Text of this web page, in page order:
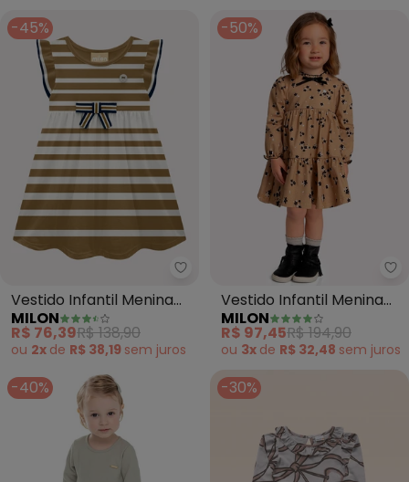
-45%
Milon - Vestido Infantil Menina
Vestido Infantil Menina
Listrado (Marrom)
MILON
R$ 76,39R$ 138,90
ou 2x de R$ 38,19 sem juros
-50%
Vestido Infantil Menina
Flores (Marrom)
MILON
R$ 97,45R$ 194,90
ou 3x de R$ 32,48 sem juros
-40% -30%